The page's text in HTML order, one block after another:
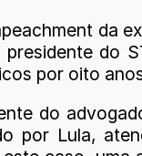
da
do
por oito
do
por Lula,